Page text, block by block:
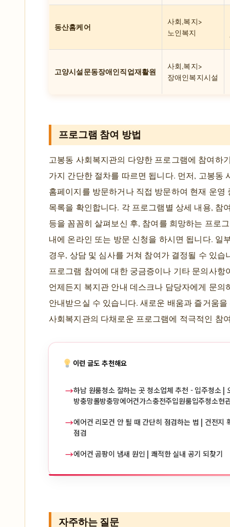
동산홈케어
사회,복지>
노인복지
고양시설문동장애인직업재활원
사회,복지>
장애인복지시설
프로그램 참여 방법
고봉동 사회복지관의 다양한 프로그램에 참여하
가지 간단한 절차를 따르면 됩니다. 먼저, 고봉동
홈페이지를 방문하거나 직접 방문하여 현재 운영
목록을 확인합니다. 각 프로그램별 상세 내용, 참
등을 꼼꼼히 살펴보신 후, 참여를 희망하는 프로
내에 온라인 또는 방문 신청을 하시면 됩니다. 일
경우, 상담 및 심사를 거쳐 참여가 결정될 수 있습
프로그램 참여에 대한 궁금증이나 기타 문의사항
언제든지 복지관 안내 데스크나 담당자에게 문의
안내받으실 수 있습니다. 새로운 배움과 즐거움
사회복지관의 다채로운 프로그램에 적극적인 참
이런 글도 추천해요
→하남 원룸청소 잘하는 곳 청소업체 추천 - 입주청소 |
방충망롤방충망에어컨가스충전주입원룸입주청소현
→에어컨 리모컨 안 될 때 간단히 점검하는 법 | 건전지
점검
→에어컨 곰팡이 냄새 원인 | 쾌적한 실내 공기 되찾기
자주하는 질문